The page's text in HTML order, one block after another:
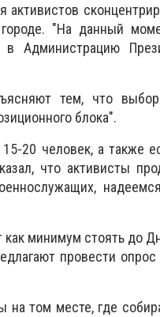
"На данный
Администрацию
тем, что
блока".
20 человек, а также
что активисты
минимум стоять до
провести
том месте, где